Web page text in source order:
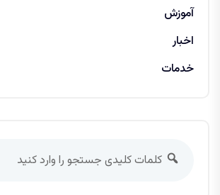
آموزش
اخبار
خدمات